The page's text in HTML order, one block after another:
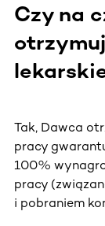
Czy na
Tak, Dawca
pracy
100%
pracy
i pobraniem